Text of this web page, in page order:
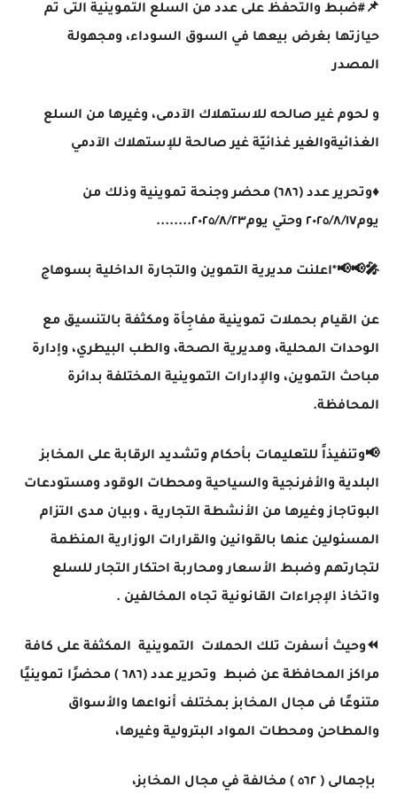
📌#ضبط والتحفظ على عدد من السلع التموينية التى تم
حيازتها بغرض بيعها في السوق السوداء، ومجهولة
المصدر
و لحوم غير صالحه للاستهلاك الآدمى، وغيرها من السلع
الغذائيةوالغير غذائيّة غير صالحة للإستهلاك الآدمي
♦️وتحرير عدد (٦٨٦) محضر وجنحة تموينية وذلك من
يوم٢٠٢٥/٨/١٧ وحتي يوم٢٠٢٥/٨/٢٣........
🎤📢📢*اعلنت مديرية التموين والتجارة الداخلية بسوهاج
عن القيام بحملات تموينية مفاجِأة ومكثفة بالتنسيق مع
الوحدات المحلية، ومديرية الصحة، والطب البيطري، وإدارة
مباحث التموين، والإدارات التموينية المختلفة بدائرة
المحافظة.
📢وتنفيذاً للتعليمات بأحكام وتشديد الرقابة على المخابز
البلدية والأفرنجية والسياحية ومحطات الوقود ومستودعات
البوتاجاز وغيرها من الأنشطة التجارية ، وبيان مدى التزام
المسئولين عنها بالقوانين والقرارات الوزارية المنظمة
لتجارتهم وضبط الأسعار ومحاربة احتكار التجار للسلع
واتخاذ الإجراءات القانونية تجاه المخالفين .
⏪وحيث أسفرت تلك الحملات التموينية المكثفة على كافة
مراكز المحافظة عن ضبط وتحرير عدد (٦٨٦ ) محضرًا تموينيًا
متنوعًا فى مجال المخابز بمختلف أنواعها والأسواق
والمطاحن ومحطات المواد البترولية وغيرها،
بإجمالى ( ٥٦٢ ) مخالفة في مجال المخابز،